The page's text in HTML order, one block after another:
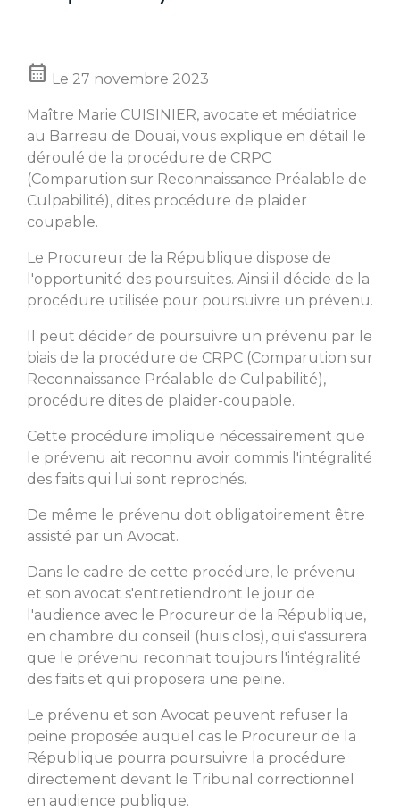
calendar_month Le 27 novembre 2023
Maître Marie CUISINIER, avocate et médiatrice
au Barreau de Douai, vous explique en détail le
déroulé de la procédure de CRPC
(Comparution sur Reconnaissance Préalable de
Culpabilité), dites procédure de plaider
coupable.
Le Procureur de la République dispose de
l'opportunité des poursuites. Ainsi il décide de la
procédure utilisée pour poursuivre un prévenu.
Il peut décider de poursuivre un prévenu par le
biais de la procédure de CRPC (Comparution sur
Reconnaissance Préalable de Culpabilité),
procédure dites de plaider-coupable.
Cette procédure implique nécessairement que
le prévenu ait reconnu avoir commis l'intégralité
des faits qui lui sont reprochés.
De même le prévenu doit obligatoirement être
assisté par un Avocat.
Dans le cadre de cette procédure, le prévenu
et son avocat s'entretiendront le jour de
l'audience avec le Procureur de la République,
en chambre du conseil (huis clos), qui s'assurera
que le prévenu reconnait toujours l'intégralité
des faits et qui proposera une peine.
Le prévenu et son Avocat peuvent refuser la
peine proposée auquel cas le Procureur de la
République pourra poursuivre la procédure
directement devant le Tribunal correctionnel
en audience publique.